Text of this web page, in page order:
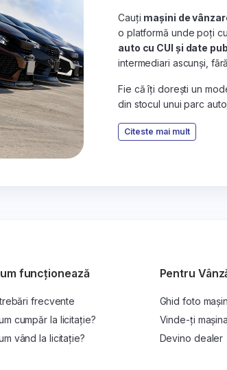
Cauți mașini de
o platformă unde poți
auto cu CUI și date
intermediari ascunși,
Fie că îți dorești un
din stocul unui parc
Citeste mai mult
funcționează
frecvente
cumpăr la licitație?
vând la licitație?
Pentru
Ghid foto
Vinde-ți mașina
Devino dealer